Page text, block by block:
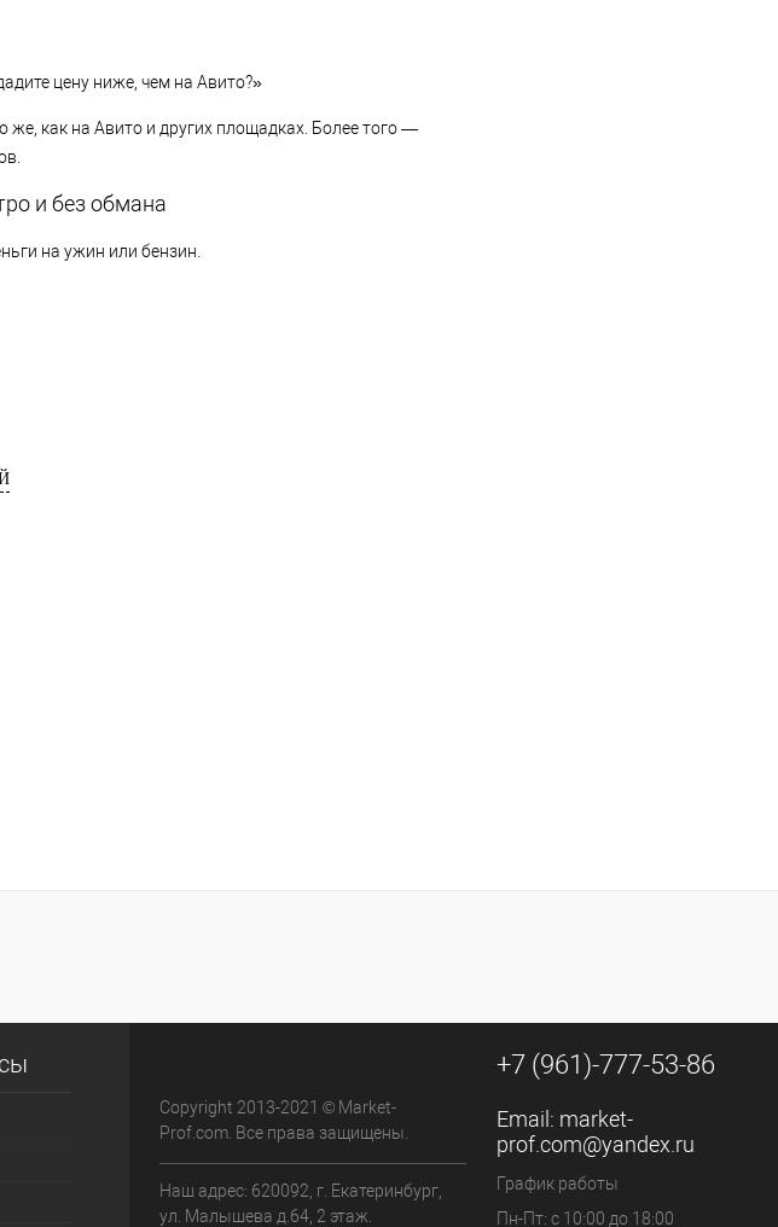
цену ниже, чем на Авито?»
как на Авито и других площадках. Более того —
и без обмана
на ужин или бензин.
Copyright 2013-2021 © Market-
Prof.com. Все права защищены.
Наш адрес: 620092, г. Екатеринбург,
ул. Малышева д.64, 2 этаж.
+7 (961)-777-53-86
Email: market-
prof.com@yandex.ru
График работы
Пн-Пт: с 10:00 до 18:00